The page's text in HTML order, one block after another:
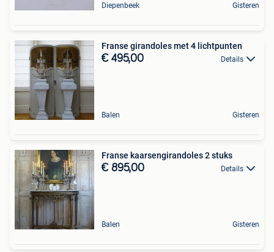
Diepenbeek Gisteren
Franse girandoles met 4 lichtpunten
€ 495,00 Details
Balen Gisteren
Franse kaarsengirandoles 2 stuks
€ 895,00 Details
Balen Gisteren